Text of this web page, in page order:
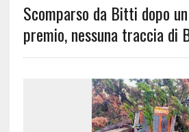
Scomparso da Bitti dopo
premio, nessuna traccia di